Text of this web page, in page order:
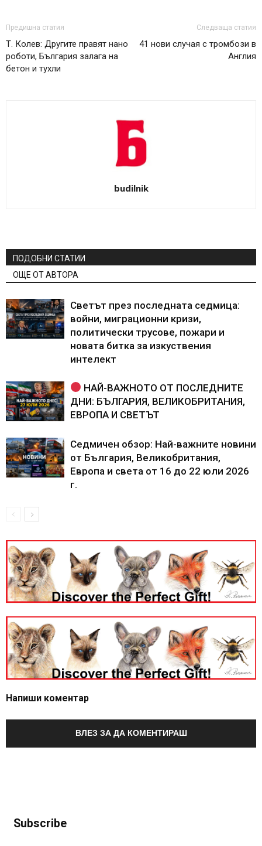
Предишна статия
Т. Колев: Другите правят нано
роботи, България залага на
бетон и тухли
Следваща статия
41 нови случая с тромбози в
Англия
budilnik
ПОДОБНИ СТАТИИ
ОЩЕ ОТ АВТОРА
Светът през последната седмица:
войни, миграционни кризи,
политически трусове, пожари и
новата битка за изкуствения
интелект
НАЙ-ВАЖНОТО ОТ ПОСЛЕДНИТЕ
ДНИ: БЪЛГАРИЯ, ВЕЛИКОБРИТАНИЯ,
ЕВРОПА И СВЕТЪТ
Седмичен обзор: Най-важните новини
от България, Великобритания,
Европа и света от 16 до 22 юли 2026
г.
Напиши коментар
ВЛЕЗ ЗА ДА КОМЕНТИРАШ
Subscribe